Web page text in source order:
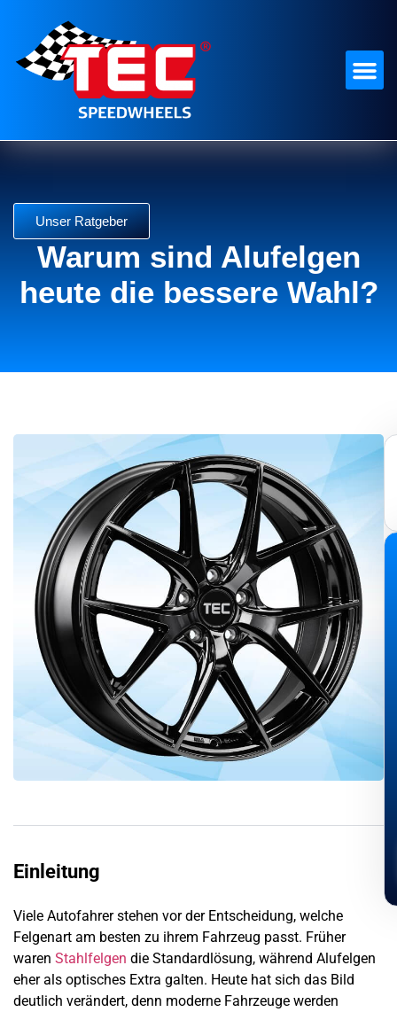
Unser Ratgeber
Warum sind Alufelgen
heute die bessere Wahl?
Einleitung
Viele Autofahrer stehen vor der Entscheidung, welche
Felgenart am besten zu ihrem Fahrzeug passt. Früher
waren Stahlfelgen die Standardlösung, während Alufelgen
eher als optisches Extra galten. Heute hat sich das Bild
deutlich verändert, denn moderne Fahrzeuge werden